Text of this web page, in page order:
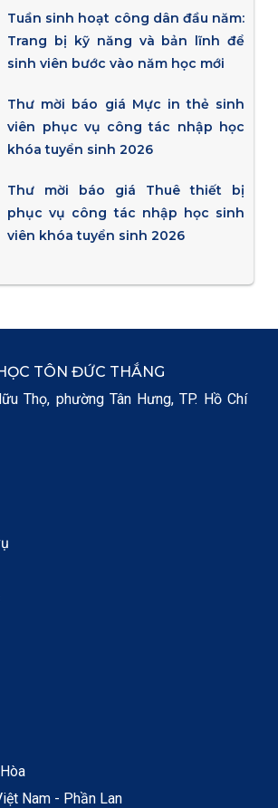
Tuần sinh hoạt công dân đầu năm:
Trang bị kỹ năng và bản lĩnh để
sinh viên bước vào năm học mới
Thư mời báo giá Mực in thẻ sinh
viên phục vụ công tác nhập học
khóa tuyển sinh 2026
Thư mời báo giá Thuê thiết bị
phục vụ công tác nhập học sinh
viên khóa tuyển sinh 2026
TÔN ĐỨC THẮNG
Thọ, phường Tân Hưng, TP. Hồ Chí
Nam - Phần Lan